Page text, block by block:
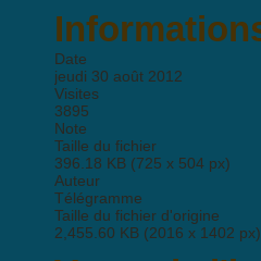
Date
jeudi 30 août 2012
Visites
3895
Note
Taille du fichier
396.18 KB (725 x 504 px)
Auteur
Télégramme
Taille du fichier d'origine
2,455.60 KB (2016 x 1402 px)